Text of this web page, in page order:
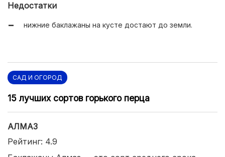
Недостатки
нижние баклажаны на кусте достают до земли.
САД И ОГОРОД
15 лучших сортов горького перца
АЛМАЗ
Рейтинг: 4.9